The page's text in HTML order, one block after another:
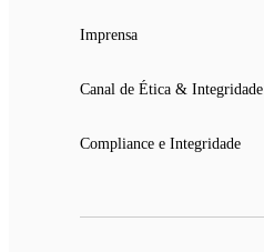
Imprensa
Canal de Ética & Integridade
Compliance e Integridade